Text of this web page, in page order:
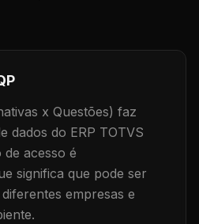
x Questões) faz
dados do ERP TOTVS
de acesso é
significa que pode ser
empresas e
.